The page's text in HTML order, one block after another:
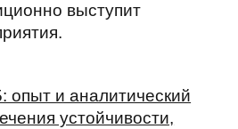
выступит
опыт и аналитический
устойчивости,